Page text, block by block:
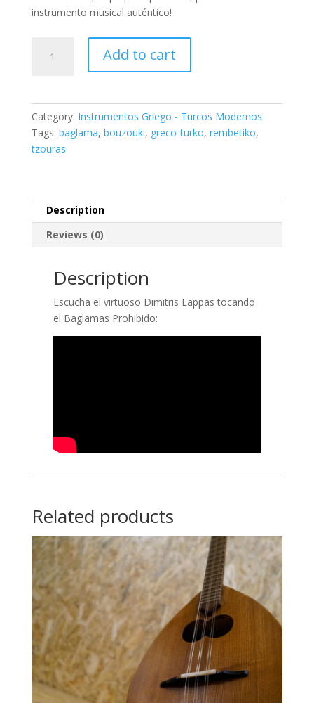
instrumento musical auténtico!
Baglamas
tradicional
greco-
diseño
minimalista
quantity
Add to cart
Category: Instrumentos Griego - Turcos Modernos
Tags: baglama, bouzouki, greco-turko, rembetiko,
tzouras
Description
Reviews (0)
Description
Escucha el virtuoso Dimitris Lappas tocando
el Baglamas Prohibido:
Related products